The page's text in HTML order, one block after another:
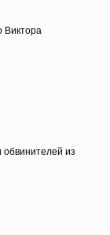
Виктора
обвинителей из